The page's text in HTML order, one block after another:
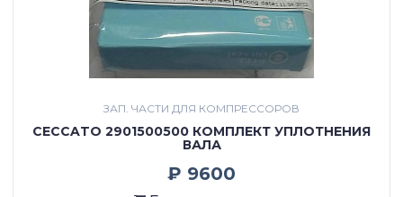
ЗАП. ЧАСТИ ДЛЯ КОМПРЕССОРОВ
CECCATO 2901500500 КОМПЛЕКТ УПЛОТНЕНИЯ
ВАЛА
₽ 9600